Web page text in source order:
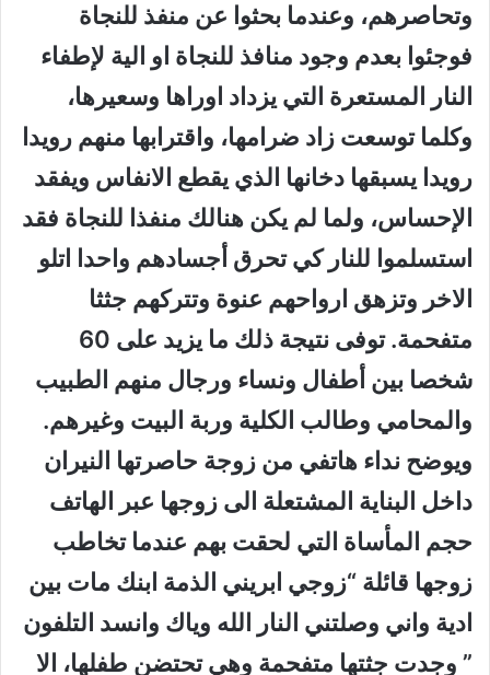
وتحاصرهم، وعندما بحثوا عن منفذ للنجاة
فوجئوا بعدم وجود منافذ للنجاة او الية لإطفاء
النار المستعرة التي يزداد اوراها وسعيرها،
وكلما توسعت زاد ضرامها، واقترابها منهم رويدا
رويدا يسبقها دخانها الذي يقطع الانفاس ويفقد
الإحساس، ولما لم يكن هنالك منفذا للنجاة فقد
استسلموا للنار كي تحرق أجسادهم واحدا اتلو
الاخر وتزهق ارواحهم عنوة وتتركهم جثثا
متفحمة. توفى نتيجة ذلك ما يزيد على 60
شخصا بين أطفال ونساء ورجال منهم الطبيب
والمحامي وطالب الكلية وربة البيت وغيرهم.
ويوضح نداء هاتفي من زوجة حاصرتها النيران
داخل البناية المشتعلة الى زوجها عبر الهاتف
حجم المأساة التي لحقت بهم عندما تخاطب
زوجها قائلة “زوجي ابريني الذمة ابنك مات بين
ادية واني وصلتني النار الله وياك وانسد التلفون
” وجدت جثتها متفحمة وهي تحتضن طفلها، الا